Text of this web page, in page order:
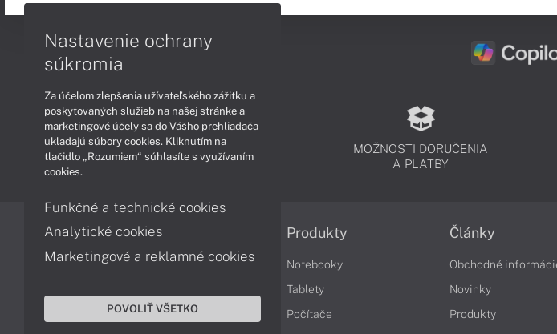
PODPORA A SERVIS
MOŽNOSTI DORUČENIA
A PLATBY
Informácie
Obchodné podmienky
Ochrana osobných údajov
Produkty
Notebooky
Tablety
Počítače
Články
Obchodné
Novinky
Produkty
Nastavenie ochrany
súkromia
Za účelom zlepšenia užívateľského zážitku a
poskytovaných služieb na našej stránke a
marketingové účely sa do Vášho prehliadača
ukladajú súbory cookies. Kliknutím na
tlačidlo „Rozumiem“ súhlasíte s využívaním
cookies.
Funkčné a technické cookies
Analytické cookies
Marketingové a reklamné cookies
POVOLIŤ VŠETKO